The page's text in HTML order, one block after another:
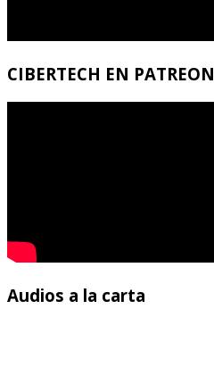
CIBERTECH EN PATREON
Audios a la carta